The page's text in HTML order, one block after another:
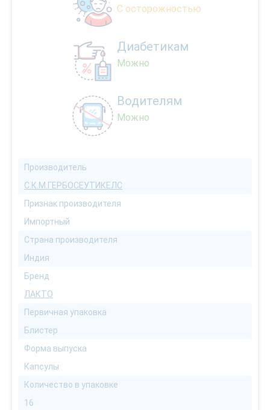
С осторожностью
Диабетикам
Можно
Водителям
Можно
Производитель
С.К.М.ГЕРБОСЕУТИКЕЛС
Признак производителя
Импортный
Страна производителя
Индия
Бренд
ЛАКТО
Первичная упаковка
Блистер
Форма выпуска
Капсулы
Количество в упаковке
16